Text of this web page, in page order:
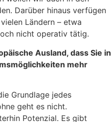
Darüber hinaus verfügen
Ländern – etwa
nicht operativ tätig.
Ausland, dass Sie in
mehr
Grundlage jedes
geht es nicht.
Potenzial. Es gibt